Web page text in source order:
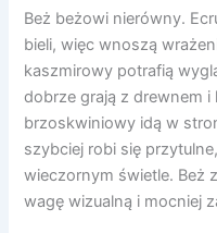
Beż beżowi nierówny.
bieli, więc wnoszą
kaszmirowy potrafią
dobrze grają z drewnem
brzoskwiniowy idą w
szybciej robi się
wieczornym świetle. Beż
wagę wizualną i mocniej